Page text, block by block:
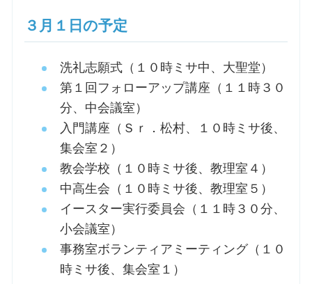
３月１日の予定
洗礼志願式（１０時ミサ中、大聖堂）
第１回フォローアップ講座（１１時３０
分、中会議室）
入門講座（Ｓｒ．松村、１０時ミサ後、
集会室２）
教会学校（１０時ミサ後、教理室４）
中高生会（１０時ミサ後、教理室５）
イースター実行委員会（１１時３０分、
小会議室）
事務室ボランティアミーティング（１０
時ミサ後、集会室１）